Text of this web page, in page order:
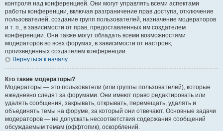
контроля над конференцией. Они могут управлять всеми аспектами
работы конференции, включая разграничение прав доступа, отключение
пользователей, создание групп пользователей, назначение модераторов
и т. п., в зависимости от прав, предоставленных им создателем
конференции. Они также могут обладать всеми возможностями
модераторов во всех форумах, в зависимости от настроек,
произведённых создателем конференции.
Вернуться к началу
Кто такие модераторы?
Модераторы — это пользователи (или группы пользователей), которые
ежедневно следят за форумами. Они имеют право редактировать или
удалять сообщения, закрывать, открывать, перемещать, удалять и
объединять темы на форуме, за который они отвечают. Основные задачи
модераторов — не допускать несоответствия содержания сообщений
обсуждаемым темам (оффтопик), оскорблений.